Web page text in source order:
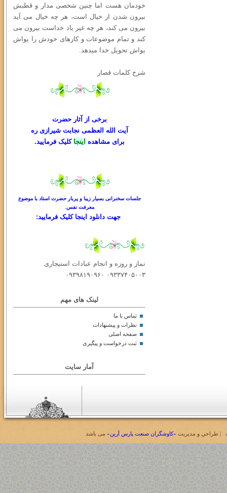
خودمان هست اما چنین شخصی مدار و قطبش
بیرون شدن از خیال است، هر چه خیال می آید
بیرون می کند، هر چه غیر یاد خداست بیرون می
کند و تمام موضوعات و کارهای خودش را یواش
یواش تحویل خدا میدهد.
شرح کلمات قصار
برخی از آثار حضرت
آیت الله العظمی نجابت شیرازی ره
برای مشاهده اینجا کلیک فرمایید.
جلسات سخنرانی بسیار زیبا و پربار حضرت استاد با موضوع
معرفت نفس.
جهت دانلود اینجا کلیک فرمایید:
نماز و روزه و انجام عبادات استیجاری
۰۹۳۳۷۴۰۵۰۰۳ ۰۹۳۹۸۱۹۰۹۶۰
لینک های مهم
تماس با ما
نظرات و پیشنهادات
صفحه اصلی
ثبت درخواست و پیگیری
آمار سایت
طراحي و مديريت «کاوشگران صنعت پارس آرین» می باشد